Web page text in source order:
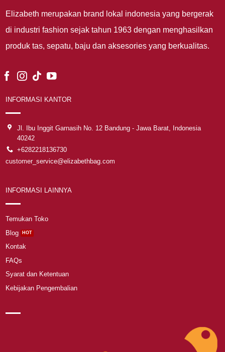
Elizabeth merupakan brand lokal indonesia yang bergerak
di industri fashion sejak tahun 1963 dengan menghasilkan
produk tas, sepatu, baju dan aksesories yang berkualitas.
INFORMASI KANTOR
Jl. Ibu Inggit Garnasih No. 12 Bandung - Jawa Barat, Indonesia
40242
+6282218136730
customer_service@elizabethbag.com
INFORMASI LAINNYA
Temukan Toko
Blog
Kontak
FAQs
Syarat dan Ketentuan
Kebijakan Pengembalian